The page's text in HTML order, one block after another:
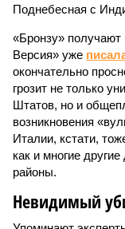
Поднебесная с
«Бронзу»
Версия» уже
окончательно
грозит не только
Штатов, но и
возникновения
Италии, кстати,
как и многие
районы.
Невидимый